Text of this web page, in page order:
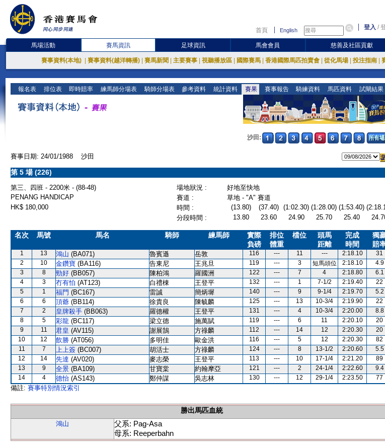
首頁 English 登入 /
馬場活動 賽馬資訊 足球資訊 馬會會員 慈善及社區貢獻
賽事資料(本地) 賽事資料(越洋轉播) 賽馬新聞 主要賽事 視聽播放區 國際賽馬 香港國際馬匹拍賣會 從化馬場 投注指南
報名表 排位表 即時賠率 練馬師分場表 騎師分場表 參考資料 統計資料 賽果 賽事報告 騎練資料 馬匹資料 試閘結果
沙田:
賽事日期: 24/01/1988 沙田
第 5 場 (226)
第三、四班 - 2200米 - (88-48) 場地狀況 :
好地至快地
PENANG HANDICAP
賽道 :
草地 - "A" 賽道
HK$ 180,000
時間 : (13.80) (37.40) (1:02.30) (1:28.00) (1:53.40)
分段時間 :
13.80 23.60 24.90 25.70 25.40
名次 馬號 馬名 騎師 練馬師
實際
負磅
排位
體重
檔位
頭馬
距離
完成
時間
獨
賠
1 13 鴻山 (BA071) 魯賓遜 岳敦 116 --- 11 --- 2:18.10
31
2
10 金鑽寶 (BA116) 告東尼 王兆旦 119 --- 3 短馬頭位 2:18.10
4.9
3
8 勁好 (BB057) 陳柏鴻 羅國洲 122 --- 7 4 2:18.80
6.1
4
3 冇有怕 (AT123) 白禮棟 王登平 132 --- 1 7-1/2 2:19.40
22
5
1 福門 (BC167) 雷誠 簡炳墀 140 --- 9 9-1/4 2:19.70
5.2
6
6 頂爺 (BB114) 徐貴良 陳毓麟 125 --- 13 10-3/4 2:19.90
22
7
2 皇牌殺手 (BB063) 羅德權 王登平 131 --- 4 10-3/4 2:20.00
8.8
8
5 彩龍 (BC117) 梁立德 施萬賦 119 --- 6 11 2:20.10
20
9
11 君皇 (AV115) 謝展鵠 方祿麟 112 --- 14 12 2:20.30
20
10
12 飲勝 (AT056) 多明佳 歐金洪 116 --- 5 12 2:20.30
82
11
7 上上簽 (BC007) 胡活士 方祿麟 124 --- 8 13-1/2 2:20.60
5.5
12
14 先達 (AV020) 麥志榮 王登平 113 --- 10 17-1/4 2:21.20
89
13
9 全景 (BA109) 甘寶棠 約翰摩亞 121 --- 2 24-1/4 2:22.60
9.4
14
4 德怡 (AS143) 鄭仲謀 吳志林 130 --- 12 29-1/4 2:23.50 77
備註: 賽事特別情況索引
勝出馬匹血統
鴻山
父系: Pag-Asa
母系: Reeperbahn